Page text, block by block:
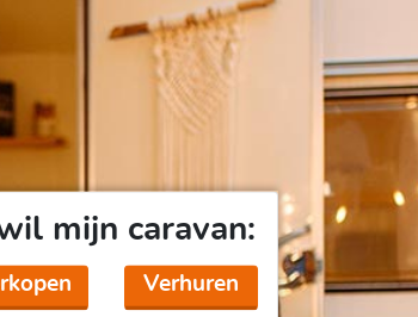
mijn caravan:
Verhuren